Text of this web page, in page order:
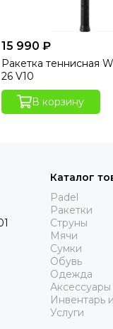
15 990 ₽
Ракетка теннисная
26 V10
В корзину
Каталог
Padel
Ракетки
Струны
Мячи
Сумки
Обувь
Одежда
Аксессуары
Инвентарь
Услуги